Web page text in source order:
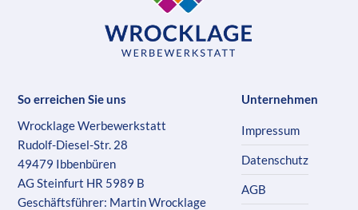
So erreichen Sie uns
Wrocklage Werbewerkstatt
Rudolf-Diesel-Str. 28
49479 Ibbenbüren
AG Steinfurt HR 5989 B
Geschäftsführer: Martin Wrocklage
Unternehmen
Impressum
Datenschutz
AGB